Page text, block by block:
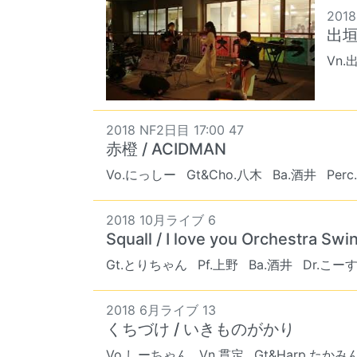
出
Vn.
2018 NF2日目 17:00 47
赤橙 / ACIDMAN
Vo.にっしー Gt&Cho.八木 Ba.酒井
2018 10月ライブ 6
Squall / I love you Orchestra
Gt.とりちゃん Pf.上野 Ba.酒井 Dr.こー
2018 6月ライブ 13
くちづけ / いきものがかり